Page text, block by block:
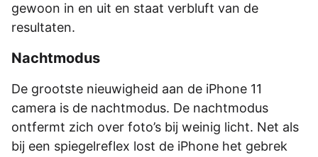
gewoon in en uit en staat verbluft van de
resultaten.
Nachtmodus
De grootste nieuwigheid aan de iPhone 11
camera is de nachtmodus. De nachtmodus
ontfermt zich over foto’s bij weinig licht. Net als
bij een spiegelreflex lost de iPhone het gebrek